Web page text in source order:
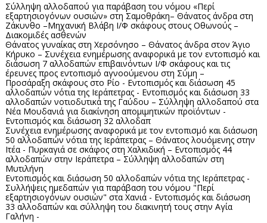
Σύλληψη αλλοδαπού για παράβαση του νόμου «Περί
εξαρτησιογόνων ουσιών» στη Σαμοθράκη– Θάνατος άνδρα στη
Ζάκυνθο –Μηχανική Βλάβη Ι/Φ σκάφους στους Οθωνούς –
Διακομιδές ασθενών
Θάνατος γυναίκας στη Χερσόνησο – Θάνατος άνδρα στον Άγιο
Κήρυκο – Συνέχεια ενημέρωσης αναφορικά με τον εντοπισμό και
διάσωση 7 αλλοδαπών επιβαινόντων Ι/Φ σκάφους και τις
έρευνες προς εντοπισμό αγνοούμενου στη Σύμη –
Προσάραξη σκάφους στο Ρίο - Εντοπισμός και διάσωση 45
αλλοδαπών νότια της Ιεράπετρας - Εντοπισμός και διάσωση 33
αλλοδαπών νοτιοδυτικά της Γαύδου – Σύλληψη αλλοδαπού στα
Νέα Μουδανιά για διακίνηση απομιμητικών προϊόντων -
Εντοπισμός και διάσωση 32 αλλοδαπ
Συνέχεια ενημέρωσης αναφορικά με τον εντοπισμό και διάσωση
50 αλλοδαπών νότια της Ιεράπετρας – Θάνατος λουόμενης στην
Ιτέα - Πυρκαγιά σε σκάφος στη Χαλκιδική – Εντοπισμός 44
αλλοδαπών στην Ιεράπετρα – Σύλληψη αλλοδαπών στη
Μυτιλήνη
Εντοπισμός και διάσωση 50 αλλοδαπών νότια της Ιεράπετρας -
Συλλήψεις ημεδαπών για παράβαση του νόμου "Περί
εξαρτησιογόνων ουσιών" στα Χανιά - Εντοπισμός και διάσωση
33 αλλοδαπών και σύλληψη του διακινητή τους στην Αγία
Γαλήνη -